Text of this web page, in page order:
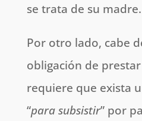
se trata de su madre.
Por otro lado, cabe
obligación de
requiere que exista
“para subsistir” por